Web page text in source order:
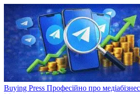
Buying Press Професійно про